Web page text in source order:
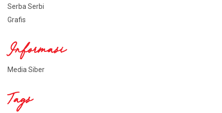
Serba Serbi
Grafis
Informasi
Media Siber
Tags